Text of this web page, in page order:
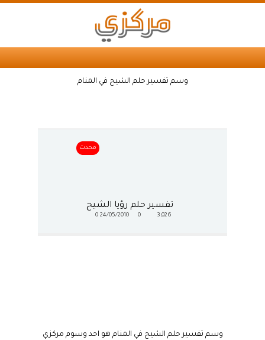
وسم تفسير حلم الشيح في المنام
محدث
تفسير حلم رؤيا الشيح
3,026
0
24/05/2010
0
وسم تفسير حلم الشيح في المنام هو احد وسوم مركزي